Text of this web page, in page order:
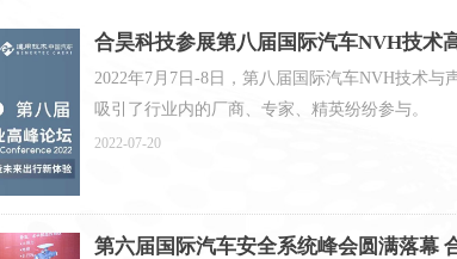
2022年7月7日-8日，第八届国际汽车NVH技术
吸引了行业内的厂商、专家、精英纷纷参与。
2022-07-20
第六届国际汽车安全系统峰会圆满落幕
和运动仿真